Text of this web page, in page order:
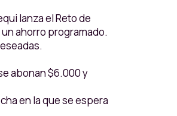
lanza el Reto de
ahorro programado.
abonan $6.000 y
en la que se espera